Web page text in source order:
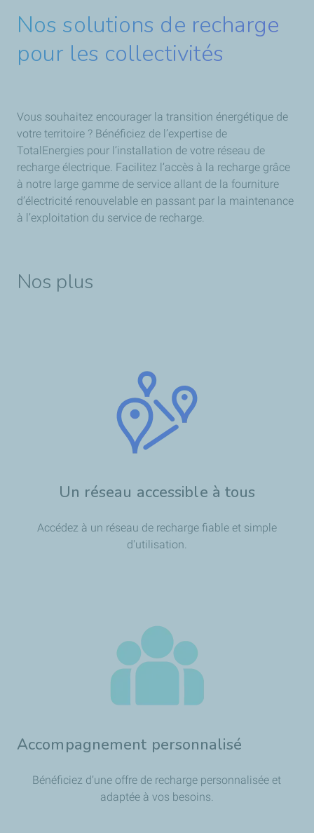
Nos solutions de recharge
pour les collectivités
Vous souhaitez encourager la transition énergétique de
votre territoire ? Bénéficiez de l’expertise de
TotalEnergies pour l’installation de votre réseau de
recharge électrique. Facilitez l’accès à la recharge grâce
à notre large gamme de service allant de la fourniture
d’électricité renouvelable en passant par la maintenance
à l’exploitation du service de recharge.
Nos plus
Un réseau accessible à tous
Accédez à un réseau de recharge fiable et simple
d'utilisation.
Accompagnement personnalisé
Bénéficiez d’une offre de recharge personnalisée et
adaptée à vos besoins.